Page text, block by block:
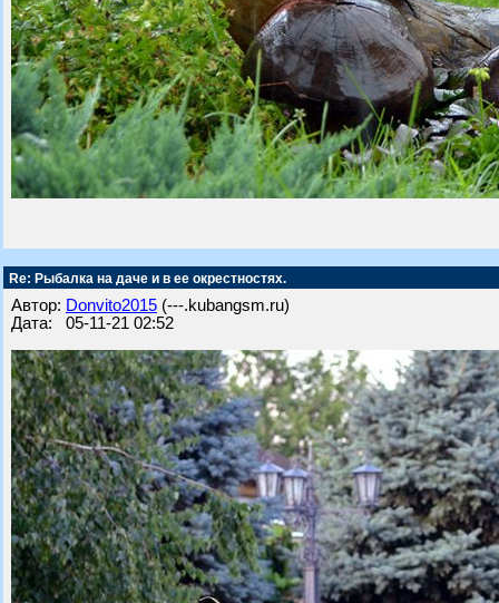
Re: Рыбалка на даче и в ее окрестностях.
Автор: Donvito2015 (---.kubangsm.ru)
Дата: 05-11-21 02:52